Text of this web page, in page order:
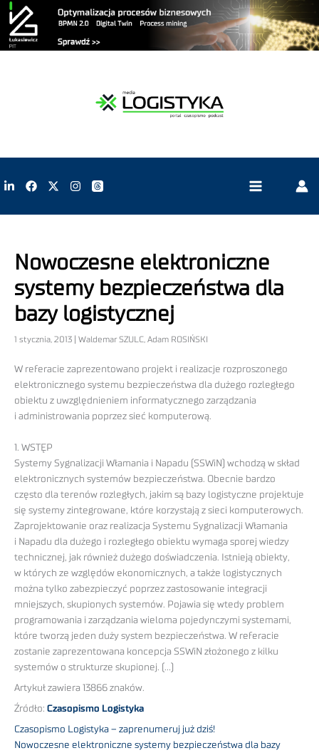
Nowoczesne elektroniczne
systemy bezpieczeństwa dla
bazy logistycznej
1 stycznia, 2013 | Waldemar SZULC, Adam ROSIŃSKI
W referacie zaprezentowano projekt i realizacje rozproszonego
elektronicznego systemu bezpieczeństwa dla dużego rozległego
obiektu z uwzględnieniem informatycznego zarządzania
i administrowania poprzez sieć komputerową.
1. WSTĘP
Systemy Sygnalizacji Włamania i Napadu (SSWiN) wchodzą w skład
elektronicznych systemów bezpieczeństwa. Obecnie bardzo
często dla terenów rozległych, jakim są bazy logistyczne projektuje
się systemy zintegrowane, które korzystają z sieci komputerowych.
Zaprojektowanie oraz realizacja Systemu Sygnalizacji Włamania
i Napadu dla dużego i rozległego obiektu wymaga sporej wiedzy
technicznej, jak również dużego doświadczenia. Istnieją obiekty,
w których ze względów ekonomicznych, a także logistycznych
można tylko zabezpieczyć poprzez zastosowanie integracji
mniejszych, skupionych systemów. Pojawia się wtedy problem
programowania i zarządzania wieloma pojedynczymi systemami,
które tworzą jeden duży system bezpieczeństwa. W referacie
zostanie zaprezentowana koncepcja SSWiN złożonego z kilku
systemów o strukturze skupionej. (…)
Artykuł zawiera 13866 znaków.
Źródło: Czasopismo Logistyka
Czasopismo Logistyka – zaprenumeruj już dziś!
Nowoczesne elektroniczne systemy bezpieczeństwa dla bazy